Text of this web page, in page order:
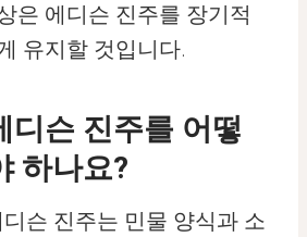
은 에디슨 진주를 장기적
유지할 것입니다.
디슨 진주를 어떻
하나요?
디슨 진주는 민물 양식과 소